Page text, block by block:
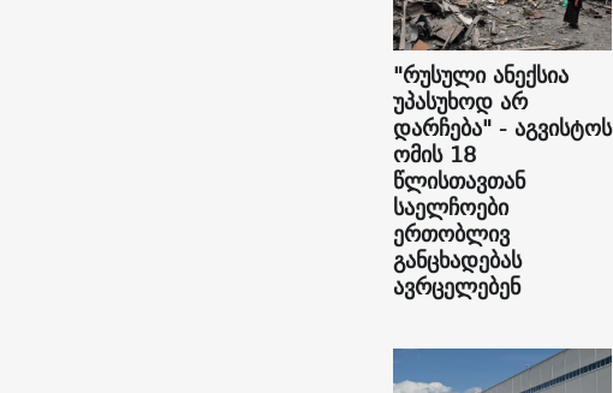
"რუსული ანექსია
უპასუხოდ არ
დარჩება" - აგვისტოს
ომის 18
წლისთავთან
საელჩოები
ერთობლივ
განცხადებას
ავრცელებენ